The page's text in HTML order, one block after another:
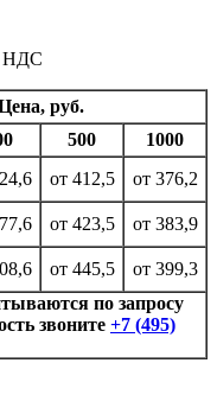
НДС
руб.
500
1000
от 412,5
от 376,2
от 423,5
от 383,9
от 445,5
от 399,3
по запросу
звоните +7 (495)